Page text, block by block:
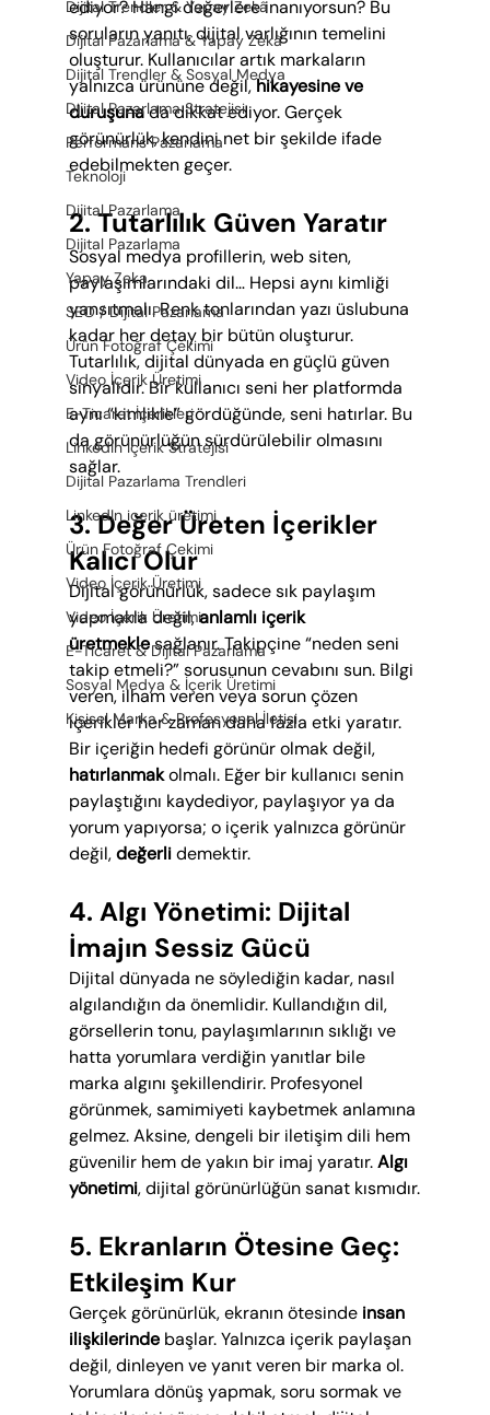
Dijital Trendler & Yapay Zekâ
Dijital Pazarlama & Yapay Zekâ
Dijital Trendler & Sosyal Medya
Dijital Pazarlama Stratejisi
Performans Pazarlama
Teknoloji
Dijital Pazarlama
Dijital Pazarlama
Yapay Zeka
SEO / Dijital Pazarlama
Ürün Fotoğraf Çekimi
Video İçerik Üretimi
E-Ticaret İçerikleri
LinkedIn İçerik Stratejisi
Dijital Pazarlama Trendleri
LinkedIn içerik üretimi
Ürün Fotoğraf Çekimi
Video İçerik Üretimi
Video İçerik Üretimi
E-Ticaret & Dijital Pazarlama
Sosyal Medya & İçerik Üretimi
Kişisel Marka & Profesyonel İletişi
ediyor? Hangi değerlere inanıyorsun? Bu
soruların yanıtı, dijital varlığının temelini
oluşturur. Kullanıcılar artık markaların
yalnızca ürününe değil, hikayesine ve
duruşuna da dikkat ediyor. Gerçek
görünürlük, kendini net bir şekilde ifade
edebilmekten geçer.
2. Tutarlılık Güven Yaratır
Sosyal medya profillerin, web siten,
paylaşımlarındaki dil… Hepsi aynı kimliği
yansıtmalı. Renk tonlarından yazı üslubuna
kadar her detay bir bütün oluşturur.
Tutarlılık, dijital dünyada en güçlü güven
sinyalidir. Bir kullanıcı seni her platformda
aynı “kimlikle” gördüğünde, seni hatırlar. Bu
da görünürlüğün sürdürülebilir olmasını
sağlar.
3. Değer Üreten İçerikler
Kalıcı Olur
Dijital görünürlük, sadece sık paylaşım
yapmakla değil, anlamlı içerik
üretmekle sağlanır. Takipçine “neden seni
takip etmeli?” sorusunun cevabını sun. Bilgi
veren, ilham veren veya sorun çözen
içerikler her zaman daha fazla etki yaratır.
Bir içeriğin hedefi görünür olmak değil,
hatırlanmak olmalı. Eğer bir kullanıcı senin
paylaştığını kaydediyor, paylaşıyor ya da
yorum yapıyorsa; o içerik yalnızca görünür
değil, değerli demektir.
4. Algı Yönetimi: Dijital
İmajın Sessiz Gücü
Dijital dünyada ne söylediğin kadar, nasıl
algılandığın da önemlidir. Kullandığın dil,
görsellerin tonu, paylaşımlarının sıklığı ve
hatta yorumlara verdiğin yanıtlar bile
marka algını şekillendirir. Profesyonel
görünmek, samimiyeti kaybetmek anlamına
gelmez. Aksine, dengeli bir iletişim dili hem
güvenilir hem de yakın bir imaj yaratır. Algı
yönetimi, dijital görünürlüğün sanat kısmıdır.
5. Ekranların Ötesine Geç:
Etkileşim Kur
Gerçek görünürlük, ekranın ötesinde insan
ilişkilerinde başlar. Yalnızca içerik paylaşan
değil, dinleyen ve yanıt veren bir marka ol.
Yorumlara dönüş yapmak, soru sormak ve